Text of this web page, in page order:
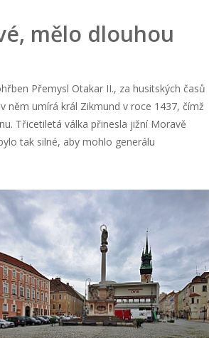
mělo dlouhou
Přemysl Otakar II., za husitských časů
něm umírá král Zikmund v roce 1437, čímž
Třicetiletá válka přinesla jižní Moravě
tak silné, aby mohlo generálu